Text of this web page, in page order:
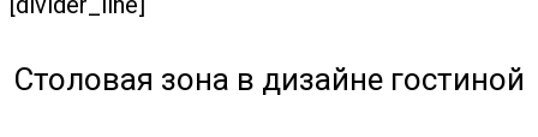
Столовая зона в дизайне гостиной